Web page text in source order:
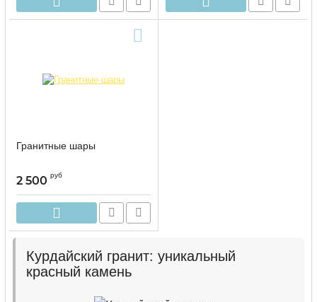
Гранитные шары
2 500 руб
Курдайский гранит: уникальный
красный камень